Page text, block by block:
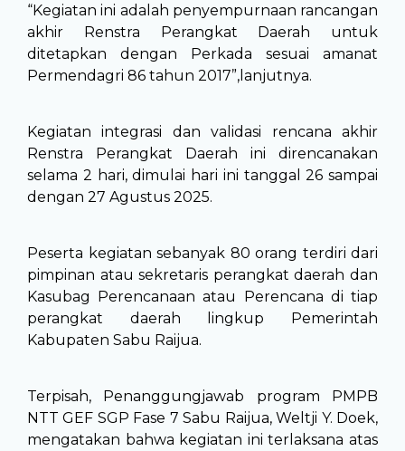
“Kegiatan ini adalah penyempurnaan rancangan
akhir Renstra Perangkat Daerah untuk
ditetapkan dengan Perkada sesuai amanat
Permendagri 86 tahun 2017”,lanjutnya.
Kegiatan integrasi dan validasi rencana akhir
Renstra Perangkat Daerah ini direncanakan
selama 2 hari, dimulai hari ini tanggal 26 sampai
dengan 27 Agustus 2025.
Peserta kegiatan sebanyak 80 orang terdiri dari
pimpinan atau sekretaris perangkat daerah dan
Kasubag Perencanaan atau Perencana di tiap
perangkat daerah lingkup Pemerintah
Kabupaten Sabu Raijua.
Terpisah, Penanggungjawab program PMPB
NTT GEF SGP Fase 7 Sabu Raijua, Weltji Y. Doek,
mengatakan bahwa kegiatan ini terlaksana atas